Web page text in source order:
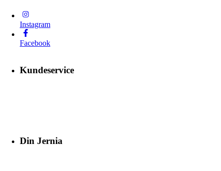
Instagram
Facebook
Kundeservice
Din Jernia